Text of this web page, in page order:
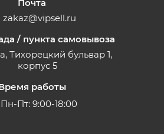
Почта
zakaz@vipsell.ru
/ пункта самовывоза
Тихорецкий бульвар 1,
корпус 5
работы
Пн-Пт: 9:00-18:00